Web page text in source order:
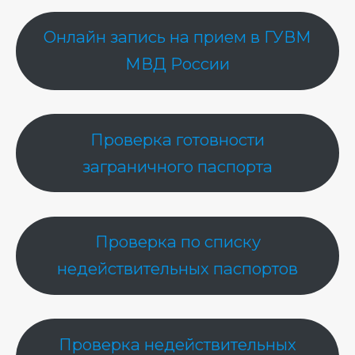
Онлайн запись на прием в ГУВМ
МВД России
Проверка готовности
заграничного паспорта
Проверка по списку
недействительных паспортов
Проверка недействительных